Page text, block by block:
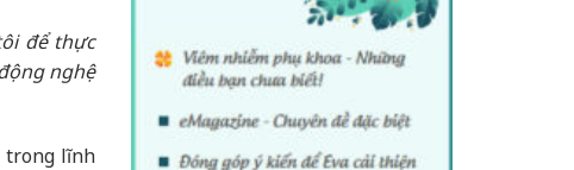
để thực
nghệ
trong lĩnh